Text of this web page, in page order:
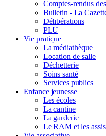
Comptes-rendus
Bulletin - La
Délibérations
PLU
Vie pratique
La médiathèque
Location de salle
Déchetterie
Soins santé
Services publics
Enfance jeunesse
Les écoles
La cantine
La garderie
Le RAM et les